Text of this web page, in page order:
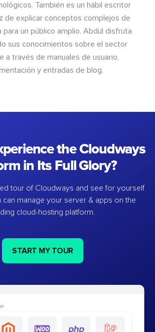
También es un hábil escritor
de explicar conceptos complejos de
para un público amplio. Abdul disfruta
sus conocimientos sobre el sector
a través de manuales de usuario,
y entradas de blog.
the Cloudways
in Its Full Glory?
tour of Cloudways and see for yourself
can manage your server & apps on the
cloud-hosting platform.
START MY TOUR